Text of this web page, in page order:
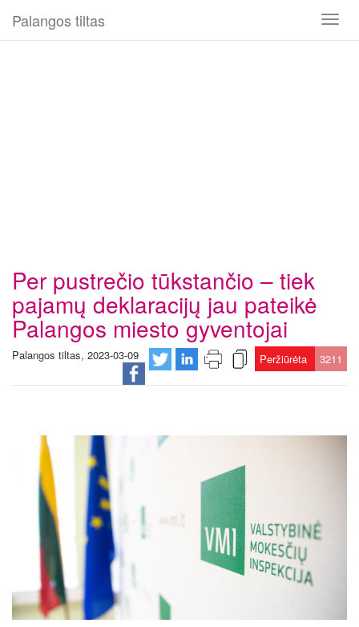
Toggle
Palangos tiltas
Per pustrečio tūkstančio – tiek
pajamų deklaracijų jau pateikė
Palangos miesto gyventojai
Palangos tiltas, 2023-03-09 Peržiūrėta 3211